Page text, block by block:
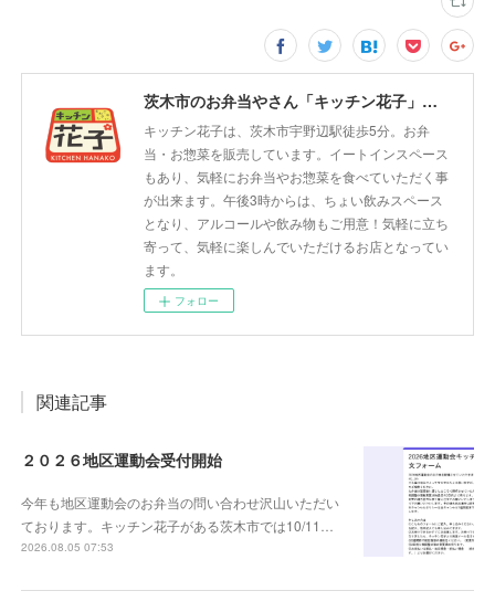
茨木市のお弁当やさん「キッチン花子」ちょい飲みスペース「サウス」
キッチン花子は、茨木市宇野辺駅徒歩5分。お弁
当・お惣菜を販売しています。イートインスペース
もあり、気軽にお弁当やお惣菜を食べていただく事
が出来ます。午後3時からは、ちょい飲みスペース
となり、アルコールや飲み物もご用意！気軽に立ち
寄って、気軽に楽しんでいただけるお店となってい
ます。
フォロー
関連記事
２０２６地区運動会受付開始
今年も地区運動会のお弁当の問い合わせ沢山いただい
ております。キッチン花子がある茨木市では10/11…
2026.08.05 07:53